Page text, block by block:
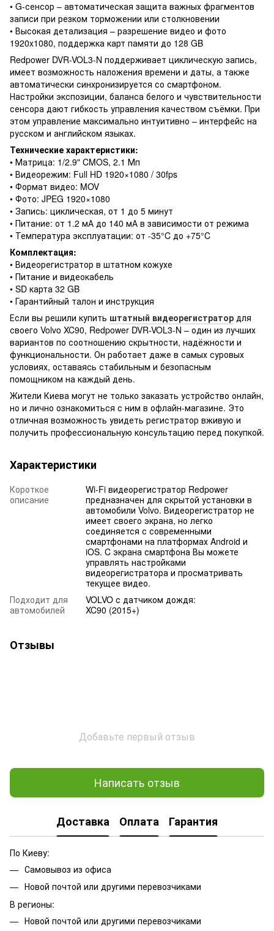
• G-сенсор – автоматическая защита важных фрагментов
записи при резком торможении или столкновении
• Высокая детализация – разрешение видео и фото
1920x1080, поддержка карт памяти до 128 GB
Redpower DVR-VOL3-N поддерживает циклическую запись,
имеет возможность наложения времени и даты, а также
автоматически синхронизируется со смартфоном.
Настройки экспозиции, баланса белого и чувствительности
сенсора дают гибкость управления качеством съёмки. При
этом управление максимально интуитивно – интерфейс на
русском и английском языках.
Технические характеристики:
• Матрица: 1/2.9" CMOS, 2.1 Мп
• Видеорежим: Full HD 1920×1080 / 30fps
• Формат видео: MOV
• Фото: JPEG 1920×1080
• Запись: циклическая, от 1 до 5 минут
• Питание: от 1.2 мА до 140 мА в зависимости от режима
• Температура эксплуатации: от -35°C до +75°C
Комплектация:
• Видеорегистратор в штатном кожухе
• Питание и видеокабель
• SD карта 32 GB
• Гарантийный талон и инструкция
Если вы решили купить штатный видеорегистратор для
своего Volvo XC90, Redpower DVR-VOL3-N – один из лучших
вариантов по соотношению скрытности, надёжности и
функциональности. Он работает даже в самых суровых
условиях, оставаясь стабильным и безопасным
помощником на каждый день.
Жители Киева могут не только заказать устройство онлайн,
но и лично ознакомиться с ним в офлайн-магазине. Это
отличная возможность увидеть регистратор вживую и
получить профессиональную консультацию перед покупкой.
Характеристики
Короткое
описание
Wi-Fi видеорегистратор Redpower
предназначен для скрытой установки в
автомобили Volvo. Видеорегистратор не
имеет своего экрана, но легко
соединяется с современными
смартфонами на платформах Android и
iOS. C экрана смартфона Вы можете
управлять настройками
видеорегистратора и просматривать
текущее видео.
Подходит для
автомобилей
VOLVO с датчиком дождя:
XC90 (2015+)
Отзывы
Добавьте первый отзыв
Написать отзыв
Доставка Оплата Гарантия
По Киеву:
Самовывоз из офиса
Новой почтой или другими перевозчиками
В регионы:
Новой почтой или другими перевозчиками